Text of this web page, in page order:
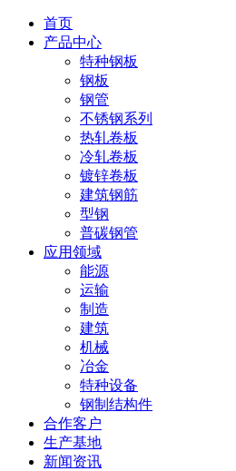
首页
产品中心
特种钢板
钢板
钢管
不锈钢系列
热轧卷板
冷轧卷板
镀锌卷板
建筑钢筋
型钢
普碳钢管
应用领域
能源
运输
制造
建筑
机械
冶金
特种设备
钢制结构件
合作客户
生产基地
新闻资讯